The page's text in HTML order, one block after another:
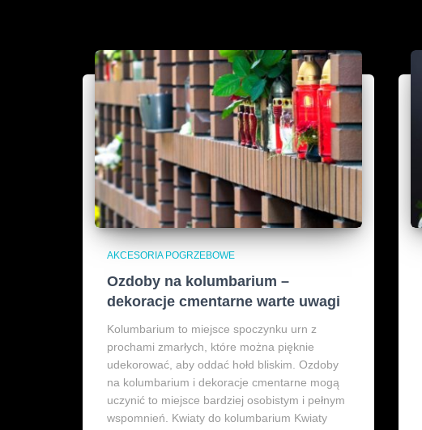
AKCESORIA POGRZEBOWE
Ozdoby na kolumbarium –
dekoracje cmentarne warte uwagi
Kolumbarium to miejsce spoczynku urn z
prochami zmarłych, które można pięknie
udekorować, aby oddać hołd bliskim. Ozdoby
na kolumbarium i dekoracje cmentarne mogą
uczynić to miejsce bardziej osobistym i pełnym
wspomnień. Kwiaty do kolumbarium Kwiaty